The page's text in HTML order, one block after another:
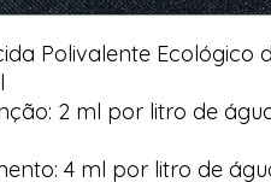
Polivalente Ecológico
2 ml por litro de
4 ml por litro de